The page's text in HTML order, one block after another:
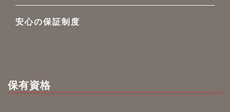
安心の保証制度
保有資格